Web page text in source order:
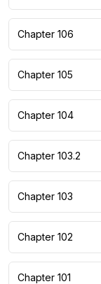
Chapter 106
Chapter 105
Chapter 104
Chapter 103.2
Chapter 103
Chapter 102
Chapter 101